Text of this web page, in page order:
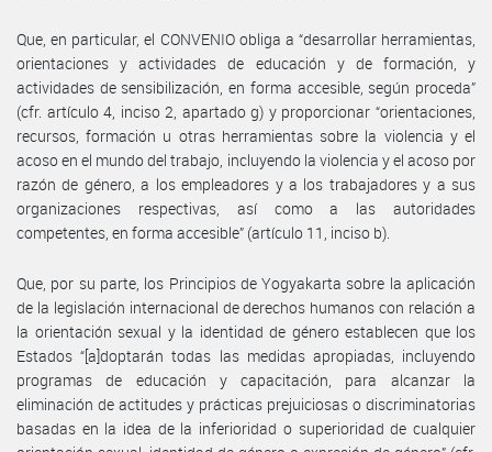
Que, en particular, el CONVENIO obliga a “desarrollar herramientas,
orientaciones y actividades de educación y de formación, y
actividades de sensibilización, en forma accesible, según proceda”
(cfr. artículo 4, inciso 2, apartado g) y proporcionar “orientaciones,
recursos, formación u otras herramientas sobre la violencia y el
acoso en el mundo del trabajo, incluyendo la violencia y el acoso por
razón de género, a los empleadores y a los trabajadores y a sus
organizaciones respectivas, así como a las autoridades
competentes, en forma accesible” (artículo 11, inciso b).
Que, por su parte, los Principios de Yogyakarta sobre la aplicación
de la legislación internacional de derechos humanos con relación a
la orientación sexual y la identidad de género establecen que los
Estados “[a]doptarán todas las medidas apropiadas, incluyendo
programas de educación y capacitación, para alcanzar la
eliminación de actitudes y prácticas prejuiciosas o discriminatorias
basadas en la idea de la inferioridad o superioridad de cualquier